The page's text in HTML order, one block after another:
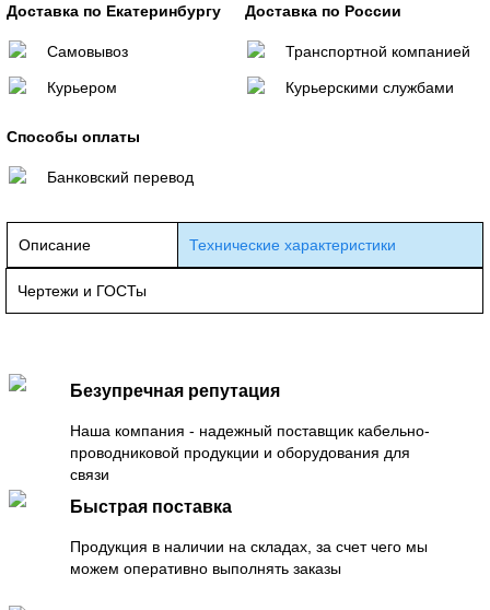
Доставка по Екатеринбургу
Самовывоз
Курьером
Доставка по России
Транспортной компанией
Курьерскими службами
Способы оплаты
Банковский перевод
Описание Технические характеристики
Чертежи и ГОСТы
Безупречная репутация
Наша компания - надежный поставщик кабельно-
проводниковой продукции и оборудования для
связи
Быстрая поставка
Продукция в наличии на складах, за счет чего мы
можем оперативно выполнять заказы